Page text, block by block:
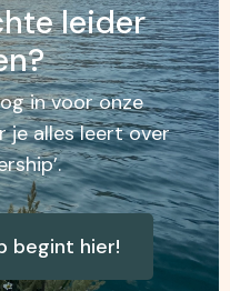
leider
in voor onze
je alles leert over
begint hier!